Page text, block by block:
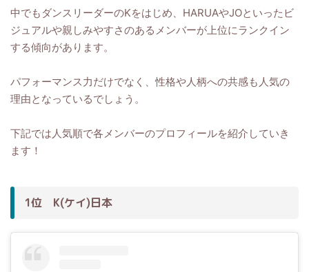
中でもダンスリーダーのKをはじめ、HARUAやJOといったビ
ジュアルや親しみやすさのあるメンバーが上位にランクイン
する傾向があります。
パフォーマンス力だけでなく、性格や人柄への共感も人気の
理由となっているでしょう。
下記では人気順で各メンバーのプロフィールを紹介していき
ます！
1位 K(ケイ)日本